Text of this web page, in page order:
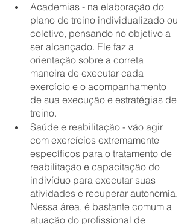
Academias - na elaboração do
plano de treino individualizado ou
coletivo, pensando no objetivo a
ser alcançado. Ele faz a
orientação sobre a correta
maneira de executar cada
exercício e o acompanhamento
de sua execução e estratégias de
treino.
Saúde e reabilitação - vão agir
com exercícios extremamente
específicos para o tratamento de
reabilitação e capacitação do
indivíduo para executar suas
atividades e recuperar autonomia.
Nessa área, é bastante comum a
atuação do profissional de